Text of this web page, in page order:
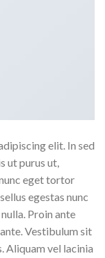
elit. In sed
ut purus ut,
eget tortor
egestas nunc
Proin ante
Vestibulum sit
Aliquam vel lacinia